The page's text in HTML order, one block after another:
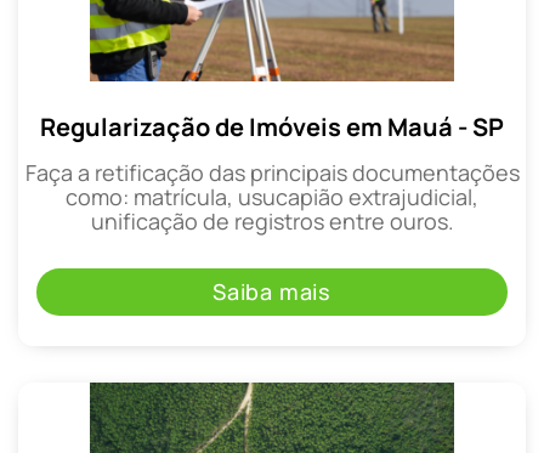
Regularização de Imóveis em Mauá - SP
Faça a retificação das principais documentações
como: matrícula, usucapião extrajudicial,
unificação de registros entre ouros.
Saiba mais